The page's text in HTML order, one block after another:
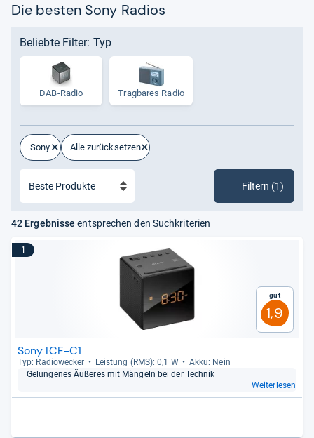
Die besten Sony Radios
Beliebte Filter: Typ
DAB-Radio Trag­ba­res Radio
Sony Alle zurücksetzen
Filtern (1)
42 Ergebnisse entsprechen den Suchkriterien
1
Gut
1,9
Sony ICF-C1
Typ: Radio­we­cker Leis­tung (RMS): 0,1 W
Akku: Nein
Gelun­ge­nes Äuße­res mit Män­geln bei der Tech­nik
Weiterlesen